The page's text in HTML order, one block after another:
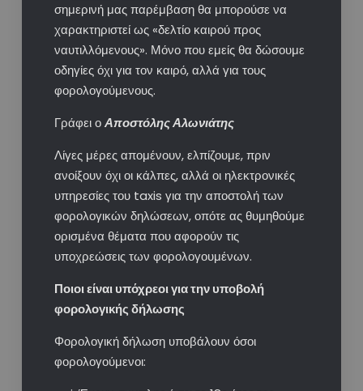
σημερινή μας παρέμβαση θα μπορούσε να
χαρακτηριστεί ως «δελτίο καιρού προς
ναυτιλλόμενους». Μόνο που εμείς θα δώσουμε
οδηγίες όχι για τον καιρό, αλλά για τους
φορολογούμενους.
Γράφει οΑποστόλης Αλωνιάτης
Λίγες μέρες απομένουν, ελπίζουμε, πριν
ανοίξουν όχι οι κάλπες, αλλά οι ηλεκτρονικές
υπηρεσίες του taxis για την αποστολή των
φορολογικών δηλώσεων, οπότε ας θυμηθούμε
ορισμένα θέματα που αφορούν τις
υποχρεώσεις των φορολογουμένων.
Ποιοι είναι υπόχρεοι για την υποβολή
φορολογικής δήλωσης
Φορολογική δήλωση υποβάλουν όσοι
φορολογούμενοι: